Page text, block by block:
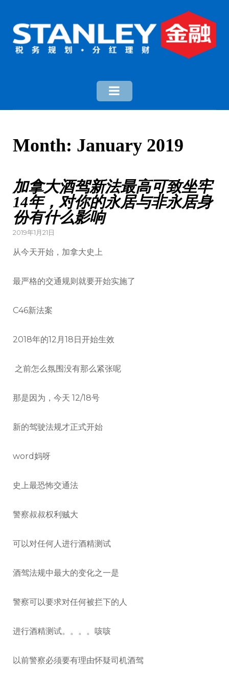
Month: January 2019
加拿大酒驾新法最高可致坐牢
14年，对你的永居与非永居身
份有什么影响
2019年1月21日
从今天开始，加拿大史上
最严格的交通规则就要开始实施了
C46新法案
2018年的12月18日开始生效
之前怎么氛围没有那么紧张呢
那是因为，今天 12/18号
新的驾驶法规才正式开始
word妈呀
史上最恐怖交通法
警察叔叔权利贼大
可以对任何人进行酒精测试
酒驾法规中最大的变化之一是
警察可以要求对任何被拦下的人
进行酒精测试。。。。咳咳
以前警察必须要有理由怀疑司机酒驾